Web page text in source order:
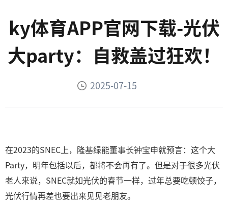
ky体育APP官网下载-光伏
大party：自救盖过狂欢！
2025-07-15
在2023的SNEC上，隆基绿能董事长钟宝申就预言：这个大
Party，明年包括以后，都将不会再有了。但是对于很多光伏
老人来说，SNEC就如光伏的春节一样，过年总要吃顿饺子，
光伏行情再差也要出来见见老朋友。